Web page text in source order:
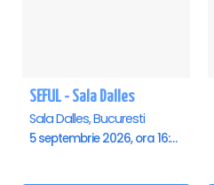
SEFUL - Sala Dalles
Sala Dalles, Bucuresti
5 septembrie 2026, ora 16:00